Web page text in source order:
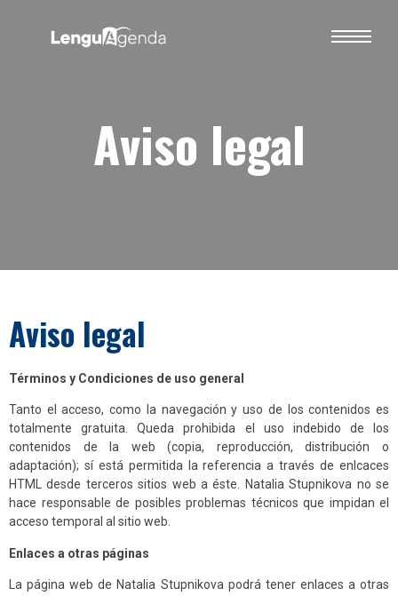
Aviso legal
Aviso legal
Términos y Condiciones de uso general
Tanto el acceso, como la navegación y uso de los contenidos es
totalmente gratuita. Queda prohibida el uso indebido de los
contenidos de la web (copia, reproducción, distribución o
adaptación); sí está permitida la referencia a través de enlcaces
HTML desde terceros sitios web a éste. Natalia Stupnikova no se
hace responsable de posibles problemas técnicos que impidan el
acceso temporal al sitio web.
Enlaces a otras páginas
La página web de Natalia Stupnikova podrá tener enlaces a otras